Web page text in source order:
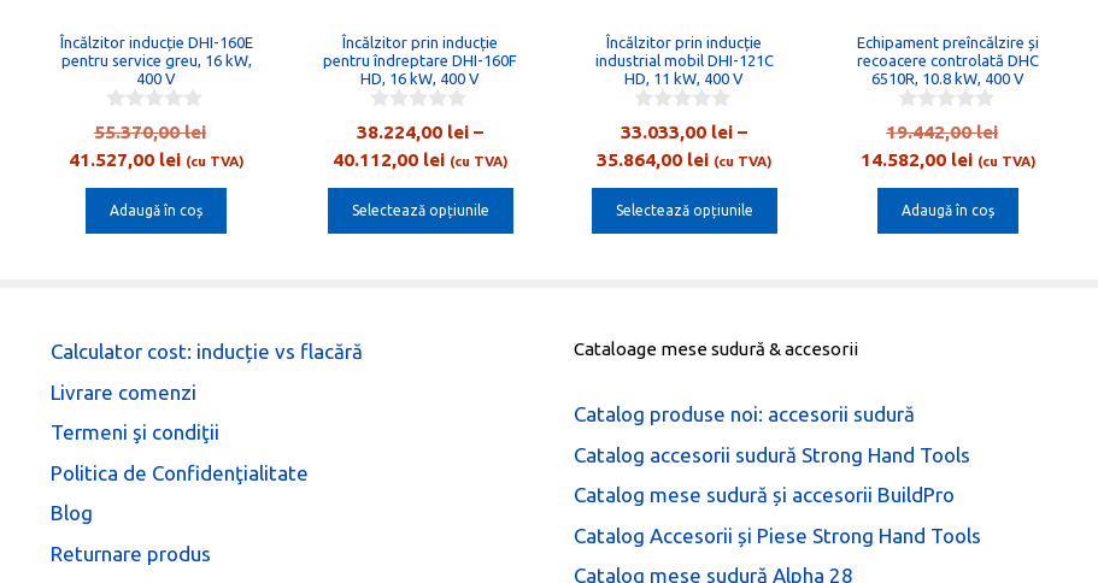
Încălzitor inducție DHI-160E
pentru service greu, 16 kW,
400 V
0
o
u
f
5
55.370,00lei
inițial
a
41.527,00 leiPrețul
curent
este:
(cu TVA)
Adaugă în coș
Încălzitor prin inducție
pentru îndreptare DHI-160F
HD, 16 kW, 400 V
0
o
u
f
5
38.224,00 lei –
40.112,00 leiInterval
de
prețuri:
(cu TVA)
Selectează opțiunile
pot
produsului.
Încălzitor prin inducție
industrial mobil DHI-121C
HD, 11 kW, 400 V
0
o
u
f
5
33.033,00 lei –
35.864,00 leiInterval
de
prețuri:
(cu TVA)
Selectează opțiunile
pot
în
produsului.
Echipament preîncălzire și
recoacere controlată DHC
6510R, 10.8 kW, 400 V
0
o
u
f
5
19.442,00lei
inițial
a
14.582,00 leiPrețul
curent
este:
(cu TVA)
Adaugă în coș
Calculator cost: inducție vs flacără
Livrare comenzi
Termeni şi condiţii
Politica de Confidenţialitate
Blog
Returnare produs
Cataloage mese sudură & accesorii
Catalog produse noi: accesorii sudură
Catalog accesorii sudură Strong Hand Tools
Catalog mese sudură și accesorii BuildPro
Catalog Accesorii și Piese Strong Hand Tools
Catalog mese sudură Alpha 28